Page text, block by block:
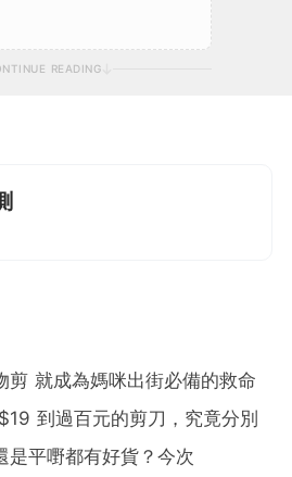
READING
剪 就成為媽咪出街必備的救命
到過百元的剪刀，究竟分別
是平嘢都有好貨？今次